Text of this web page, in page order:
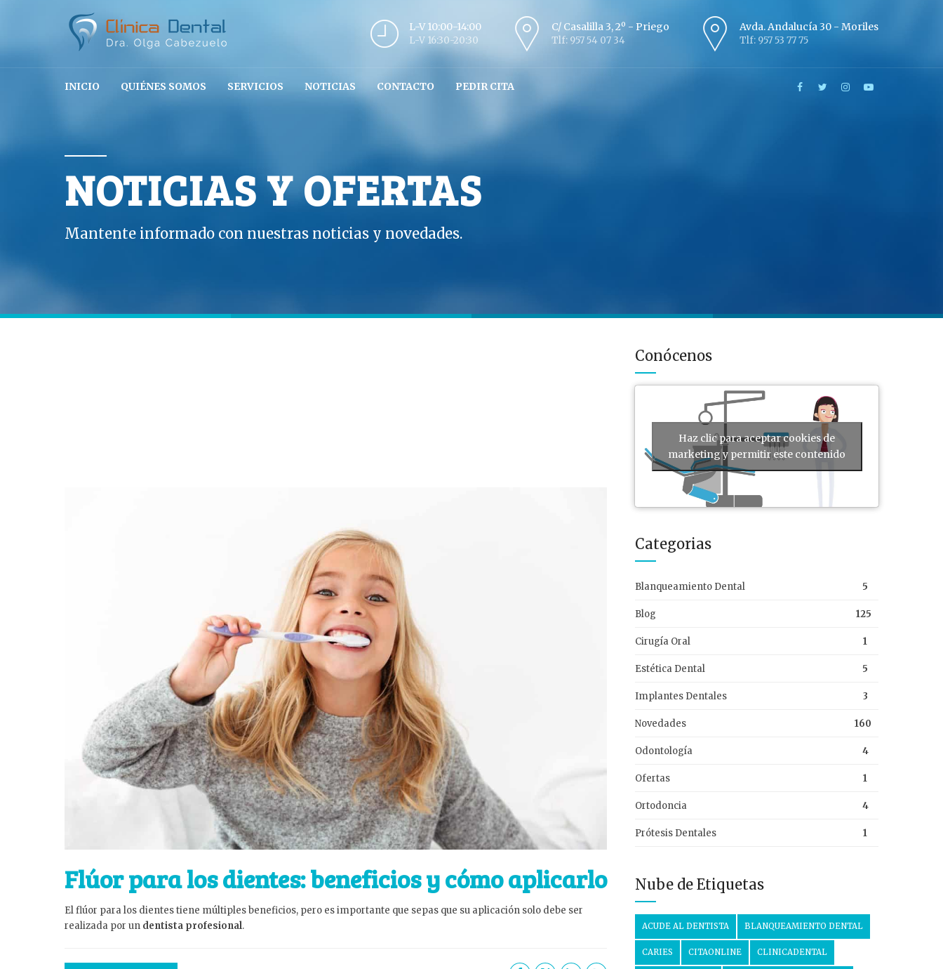
L-V 10:00-14:00
L-V 16:30-20:30
C/ Casalilla 3, 2º - Priego
Tlf: 957 54 07 34
Avda. Andalucía 30 - Moriles
Tlf: 957 53 77 75
INICIO QUIÉNES SOMOS SERVICIOS NOTICIAS CONTACTO PEDIR CITA
NOTICIAS Y OFERTAS
Mantente informado con nuestras noticias y novedades.
Flúor para los dientes: beneficios y cómo aplicarlo
El flúor para los dientes tiene múltiples beneficios, pero es importante que sepas que su aplicación solo debe ser
realizada por un dentista profesional.
Conócenos
Haz clic para aceptar cookies de
marketing y permitir este contenido
Categorias
Blanqueamiento Dental 5
Blog 125
Cirugía Oral 1
Estética Dental 5
Implantes Dentales 3
Novedades 160
Odontología 4
Ofertas 1
Ortodoncia 4
Prótesis Dentales 1
Nube de Etiquetas
ACUDE AL DENTISTA BLANQUEAMIENTO DENTAL
CARIES CITAONLINE CLINICADENTAL